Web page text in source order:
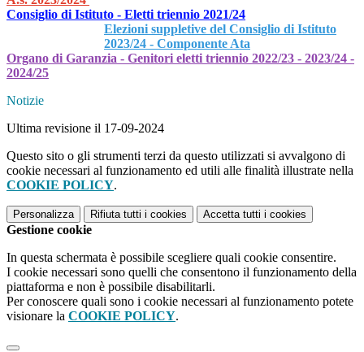
Consiglio di Istituto - Eletti triennio 2021/24
Elezioni suppletive del Consiglio di Istituto
2023/24 - Componente Ata
Organo di Garanzia - Genitori eletti triennio 2022/23 - 2023/24 -
2024/25
Notizie
Ultima revisione il 17-09-2024
Questo sito o gli strumenti terzi da questo utilizzati si avvalgono di
cookie necessari al funzionamento ed utili alle finalità illustrate nella
COOKIE POLICY.
Personalizza Rifiuta tutti i cookies Accetta tutti i cookies
Gestione cookie
In questa schermata è possibile scegliere quali cookie consentire.
I cookie necessari sono quelli che consentono il funzionamento della
piattaforma e non è possibile disabilitarli.
Per conoscere quali sono i cookie necessari al funzionamento potete
visionare la COOKIE POLICY.